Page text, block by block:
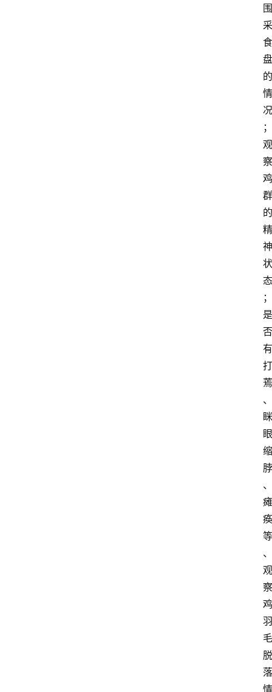
围
采
食
盘
的
情
况
；
观
察
鸡
群
的
精
神
状
态
；
是
否
有
打
蔫
、
眯
眼
缩
脖
、
瘫
痪
等
、
观
察
鸡
羽
毛
脱
落
情